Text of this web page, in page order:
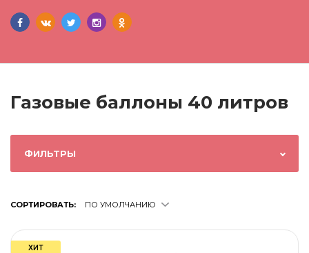
Газовые баллоны 40 литров
ФИЛЬТРЫ
СОРТИРОВАТЬ: ПО УМОЛЧАНИЮ
ХИТ